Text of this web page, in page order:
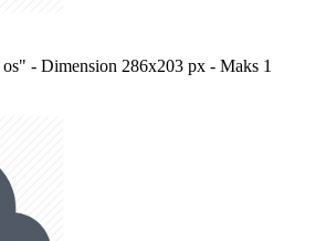
- Dimension 286x203 px - Maks 1